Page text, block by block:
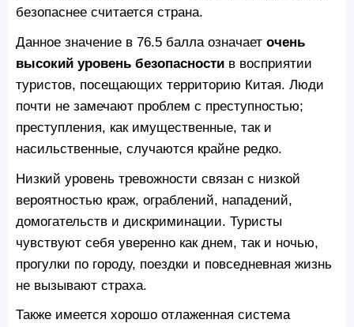
безопаснее считается страна.
Данное значение в 76.5 балла означает очень
высокий уровень безопасности в восприятии
туристов, посещающих территорию Китая. Люди
почти не замечают проблем с преступностью;
преступления, как имущественные, так и
насильственные, случаются крайне редко.
Низкий уровень тревожности связан с низкой
вероятностью краж, ограблений, нападений,
домогательств и дискриминации. Туристы
чувствуют себя уверенно как днем, так и ночью,
прогулки по городу, поездки и повседневная жизнь
не вызывают страха.
Также имеется хорошо отлаженная система